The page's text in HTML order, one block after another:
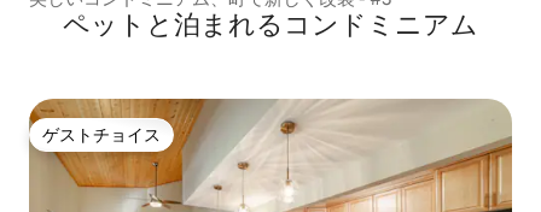
ペットと泊まれるコンドミニアム
ゲストチョイス
ゲストチョイス